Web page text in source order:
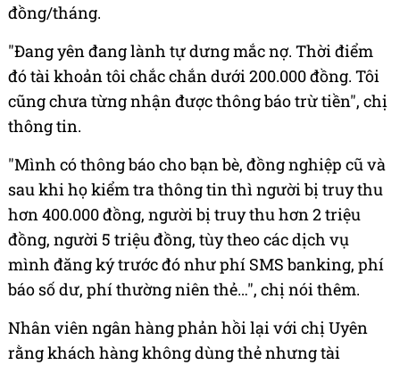
đồng/tháng.
"Đang yên đang lành tự dưng mắc nợ. Thời điểm
đó tài khoản tôi chắc chắn dưới 200.000 đồng. Tôi
cũng chưa từng nhận được thông báo trừ tiền", chị
thông tin.
"Mình có thông báo cho bạn bè, đồng nghiệp cũ và
sau khi họ kiểm tra thông tin thì người bị truy thu
hơn 400.000 đồng, người bị truy thu hơn 2 triệu
đồng, người 5 triệu đồng, tùy theo các dịch vụ
mình đăng ký trước đó như phí SMS banking, phí
báo số dư, phí thường niên thẻ…", chị nói thêm.
Nhân viên ngân hàng phản hồi lại với chị Uyên
rằng khách hàng không dùng thẻ nhưng tài